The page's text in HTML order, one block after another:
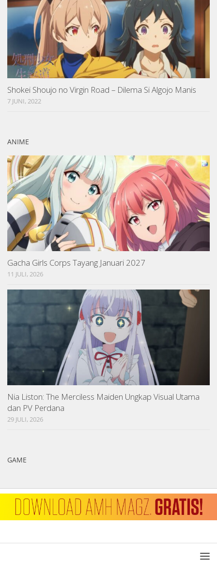
Shokei Shoujo no Virgin Road – Dilema Si Algojo Manis
7 JUNI, 2022
ANIME
Gacha Girls Corps Tayang Januari 2027
11 JULI, 2026
Nia Liston: The Merciless Maiden Ungkap Visual Utama
dan PV Perdana
29 JULI, 2026
GAME